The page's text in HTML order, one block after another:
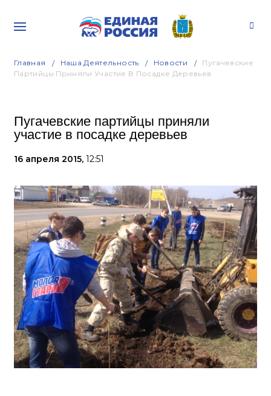
Главная Наша Деятельность Новости
Пугачевские
Партийцы Приняли Участие В Посадке Деревьев
Пугачевские партийцы приняли
участие в посадке деревьев
16 апреля 2015, 12:51